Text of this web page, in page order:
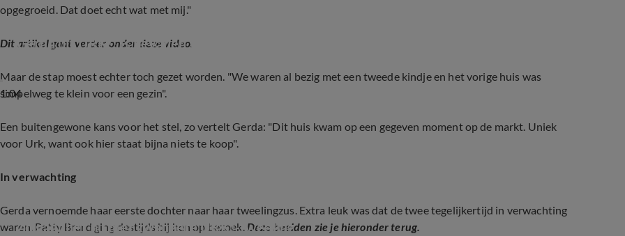
opgegroeid. Dat doet echt wat met mij."
Dit artikel gaat verder onder deze video.
1:04
Gerda uit URK!! is bevallen van een dochter
Maar de stap moest echter toch gezet worden. "We waren al bezig met een tweede kindje en het vorige huis was
simpelweg te klein voor een gezin".
Een buitengewone kans voor het stel, zo vertelt Gerda: "Dit huis kwam op een gegeven moment op de markt. Uniek
voor Urk, want ook hier staat bijna niets te koop".
In verwachting
Gerda vernoemde haar eerste dochter naar haar tweelingzus. Extra leuk was dat de twee tegelijkertijd in verwachting
waren. Patty Brard ging destijds bij hen op bezoek. Deze beelden zie je hieronder terug.
Zo gaat het nu met zwangere URK!-tweeling